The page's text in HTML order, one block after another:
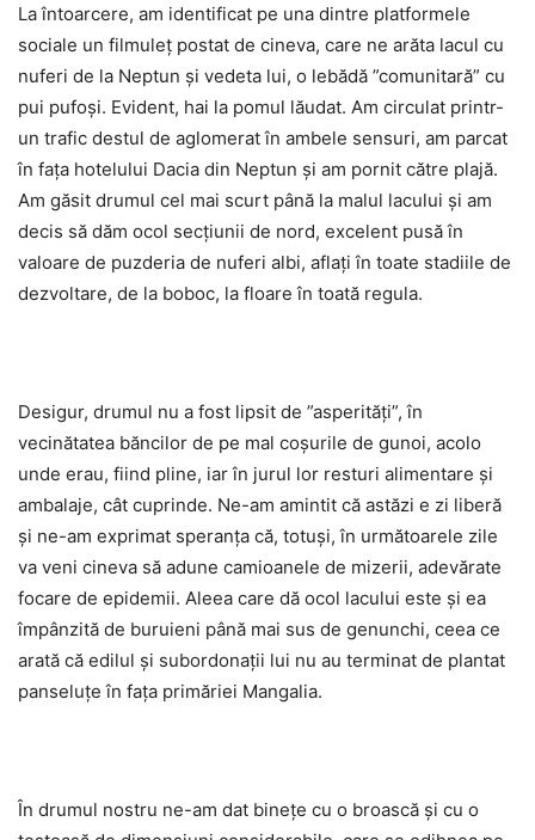
La întoarcere, am identificat pe una dintre platformele
sociale un filmuleț postat de cineva, care ne arăta lacul cu
nuferi de la Neptun și vedeta lui, o lebădă ”comunitară” cu
pui pufoși. Evident, hai la pomul lăudat. Am circulat printr-
un trafic destul de aglomerat în ambele sensuri, am parcat
în fața hotelului Dacia din Neptun și am pornit către plajă.
Am găsit drumul cel mai scurt până la malul lacului și am
decis să dăm ocol secțiunii de nord, excelent pusă în
valoare de puzderia de nuferi albi, aflați în toate stadiile de
dezvoltare, de la boboc, la floare în toată regula.
Desigur, drumul nu a fost lipsit de ”asperități”, în
vecinătatea băncilor de pe mal coșurile de gunoi, acolo
unde erau, fiind pline, iar în jurul lor resturi alimentare și
ambalaje, cât cuprinde. Ne-am amintit că astăzi e zi liberă
și ne-am exprimat speranța că, totuși, în următoarele zile
va veni cineva să adune camioanele de mizerii, adevărate
focare de epidemii. Aleea care dă ocol lacului este și ea
împânzită de buruieni până mai sus de genunchi, ceea ce
arată că edilul și subordonații lui nu au terminat de plantat
panseluțe în fața primăriei Mangalia.
În drumul nostru ne-am dat binețe cu o broască și cu o